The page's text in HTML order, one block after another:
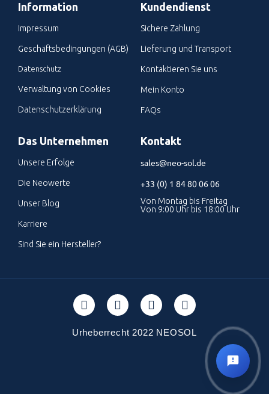
Information
Impressum
Geschäftsbedingungen (AGB)
Datenschutz
Verwaltung von Cookies
Datenschutzerklärung
Kundendienst
Sichere Zahlung
Lieferung und Transport
Kontaktieren Sie uns
Mein Konto
FAQs
Das Unternehmen
Unsere Erfolge
Die Neowerte
Unser Blog
Karriere
Sind Sie ein Hersteller?
Kontakt
sales@neo-sol.de
+33 (0) 1 84 80 06 06
Von Montag bis Freitag
Von 9:00 Uhr bis 18:00 Uhr
Urheberrecht 2022 NEOSOL